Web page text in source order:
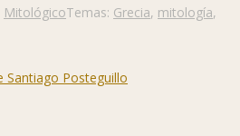
MitológicoTemas: Grecia, mitología,